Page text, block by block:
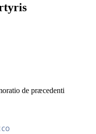
de præcedenti